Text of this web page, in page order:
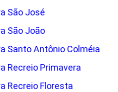
São José
São João
Santo Antônio Colméia
Recreio Primavera
Recreio Floresta